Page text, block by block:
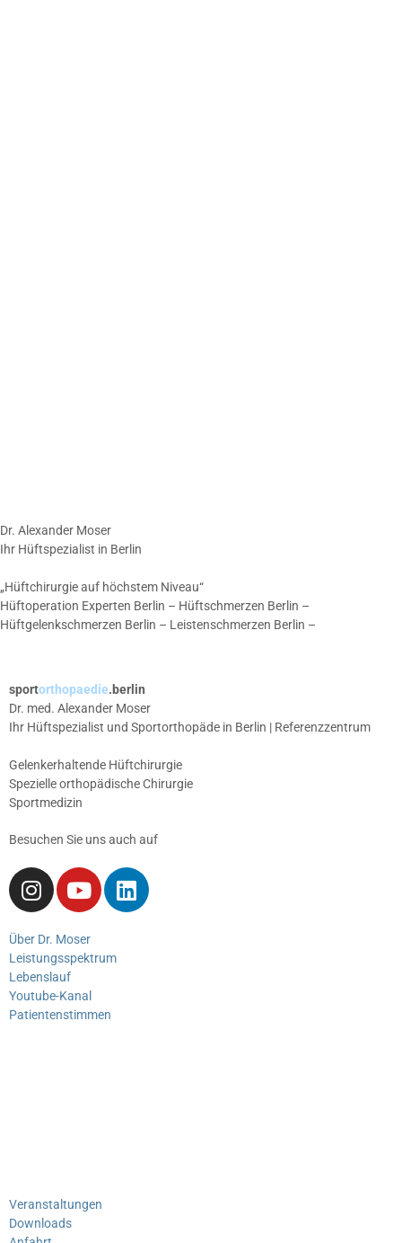
Dr. Alexander Moser
Ihr Hüftspezialist in Berlin
„Hüftchirurgie auf höchstem Niveau“
Hüftoperation Experten Berlin – Hüftschmerzen Berlin –
Hüftgelenkschmerzen Berlin – Leistenschmerzen Berlin –
sportorthopaedie.berlin
Dr. med. Alexander Moser
Ihr Hüftspezialist und Sportorthopäde in Berlin | Referenzzentrum
Gelenkerhaltende Hüftchirurgie
Spezielle orthopädische Chirurgie
Sportmedizin
Besuchen Sie uns auch auf
Über Dr. Moser
Leistungsspektrum
Lebenslauf
Youtube-Kanal
Patientenstimmen
Veranstaltungen
Downloads